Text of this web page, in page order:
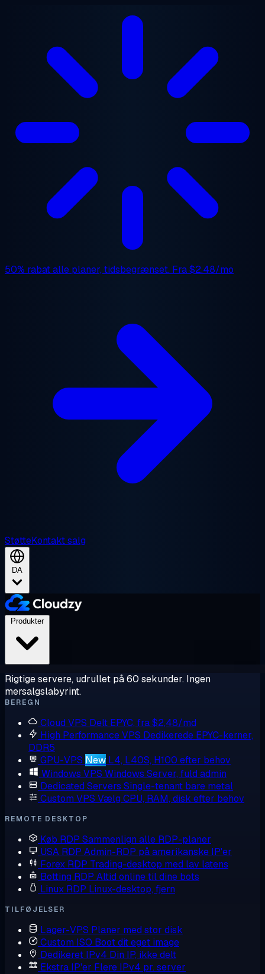
50% rabatalle planer, tidsbegrænset. Fra$2.48/mo
StøtteKontakt salg
DA
Produkter
Rigtige servere, udrullet på 60 sekunder. Ingen
mersalgslabyrint.
BEREGN
Cloud VPS Delt EPYC, fra $2,48/md
High Performance VPS Dedikerede EPYC-kerner,
DDR5
GPU-VPS New L4, L40S, H100 efter behov
Windows VPS Windows Server, fuld admin
Dedicated Servers Single-tenant bare metal
Custom VPS Vælg CPU, RAM, disk efter behov
REMOTE DESKTOP
Køb RDP Sammenlign alle RDP-planer
USA RDP Admin-RDP på amerikanske IP'er
Forex RDP Trading-desktop med lav latens
Botting RDP Altid online til dine bots
Linux RDP Linux-desktop, fjern
TILFØJELSER
Lager-VPS Planer med stor disk
Custom ISO Boot dit eget image
Dedikeret IPv4 Din IP, ikke delt
Ekstra IP'er Flere IPv4 pr. server